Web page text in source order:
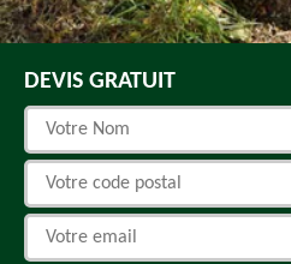
DEVIS GRATUIT